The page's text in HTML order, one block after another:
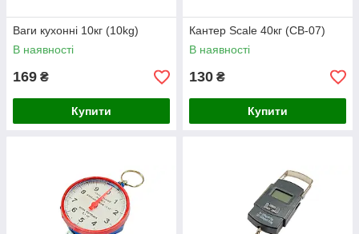
Ваги кухонні 10кг (10kg)
В наявності
169 ₴
Купити
Кантер Scale 40кг (CB-07)
В наявності
130 ₴
Купити